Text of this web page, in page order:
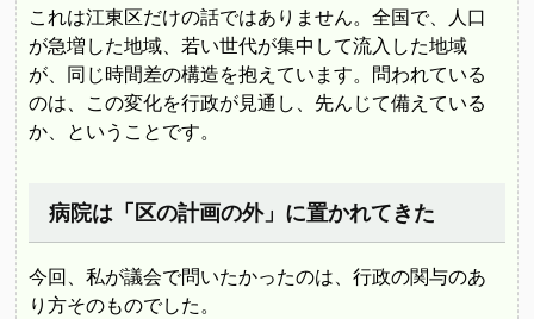
これは江東区だけの話ではありません。全国で、人口
が急増した地域、若い世代が集中して流入した地域
が、同じ時間差の構造を抱えています。問われている
のは、この変化を行政が見通し、先んじて備えている
か、ということです。
病院は「区の計画の外」に置かれてきた
今回、私が議会で問いたかったのは、行政の関与のあ
り方そのものでした。